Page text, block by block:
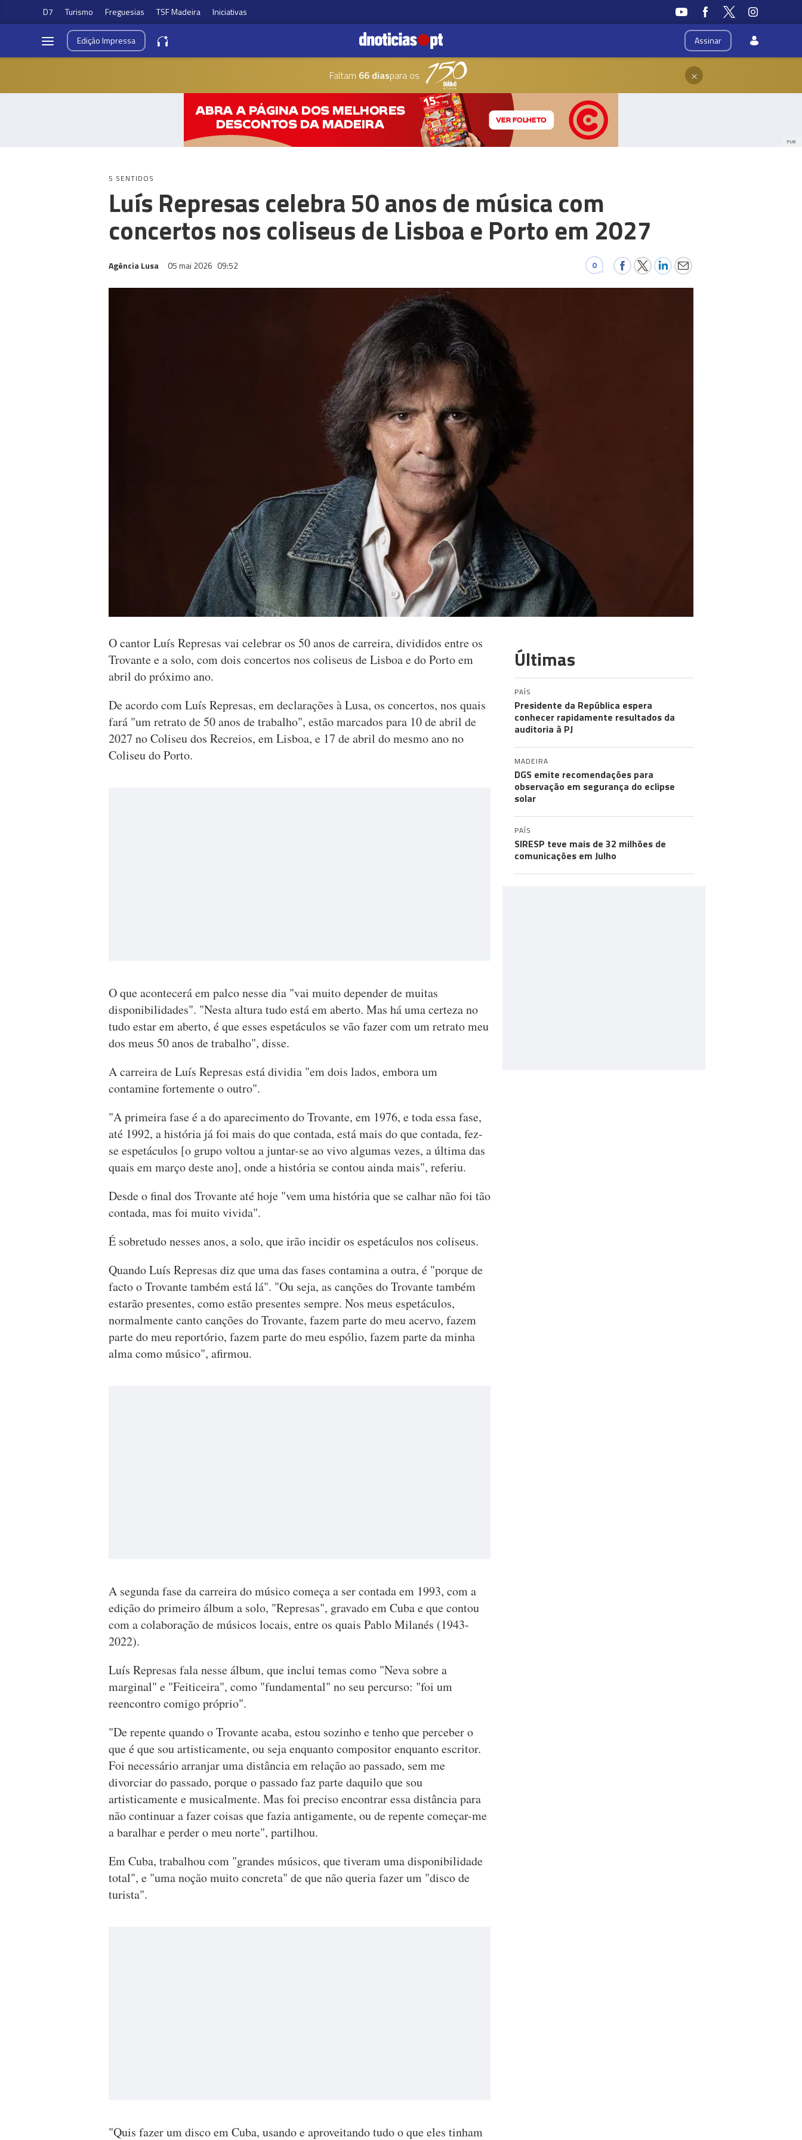
D7 Turismo Freguesias TSF Madeira Iniciativas
Assinar
EdiçãoImpressa
Faltam 66 diaspara os ×
PUB
5 SENTIDOS
Luís Represas celebra 50 anos de música com
concertos nos coliseus de Lisboa e Porto em 2027
Agência Lusa 05 mai 2026 09:52 0
O cantor Luís Represas vai celebrar os 50 anos de carreira, divididos entre os
Trovante e a solo, com dois concertos nos coliseus de Lisboa e do Porto em
abril do próximo ano.
De acordo com Luís Represas, em declarações à Lusa, os concertos, nos quais
fará "um retrato de 50 anos de trabalho", estão marcados para 10 de abril de
2027 no Coliseu dos Recreios, em Lisboa, e 17 de abril do mesmo ano no
Coliseu do Porto.
O que acontecerá em palco nesse dia "vai muito depender de muitas
disponibilidades". "Nesta altura tudo está em aberto. Mas há uma certeza no
tudo estar em aberto, é que esses espetáculos se vão fazer com um retrato meu
dos meus 50 anos de trabalho", disse.
A carreira de Luís Represas está dividia "em dois lados, embora um
contamine fortemente o outro".
"A primeira fase é a do aparecimento do Trovante, em 1976, e toda essa fase,
até 1992, a história já foi mais do que contada, está mais do que contada, fez-
se espetáculos [o grupo voltou a juntar-se ao vivo algumas vezes, a última das
quais em março deste ano], onde a história se contou ainda mais", referiu.
Desde o final dos Trovante até hoje "vem uma história que se calhar não foi tão
contada, mas foi muito vivida".
É sobretudo nesses anos, a solo, que irão incidir os espetáculos nos coliseus.
Quando Luís Represas diz que uma das fases contamina a outra, é "porque de
facto o Trovante também está lá". "Ou seja, as canções do Trovante também
estarão presentes, como estão presentes sempre. Nos meus espetáculos,
normalmente canto canções do Trovante, fazem parte do meu acervo, fazem
parte do meu reportório, fazem parte do meu espólio, fazem parte da minha
alma como músico", afirmou.
A segunda fase da carreira do músico começa a ser contada em 1993, com a
edição do primeiro álbum a solo, "Represas", gravado em Cuba e que contou
com a colaboração de músicos locais, entre os quais Pablo Milanés (1943-
2022).
Luís Represas fala nesse álbum, que inclui temas como "Neva sobre a
marginal" e "Feiticeira", como "fundamental" no seu percurso: "foi um
reencontro comigo próprio".
"De repente quando o Trovante acaba, estou sozinho e tenho que perceber o
que é que sou artisticamente, ou seja enquanto compositor enquanto escritor.
Foi necessário arranjar uma distância em relação ao passado, sem me
divorciar do passado, porque o passado faz parte daquilo que sou
artisticamente e musicalmente. Mas foi preciso encontrar essa distância para
não continuar a fazer coisas que fazia antigamente, ou de repente começar-me
a baralhar e perder o meu norte", partilhou.
Em Cuba, trabalhou com "grandes músicos, que tiveram uma disponibilidade
total", e "uma noção muito concreta" de que não queria fazer um "disco de
turista".
"Quis fazer um disco em Cuba, usando e aproveitando tudo o que eles tinham
Últimas
PAÍS
Presidente da República espera
conhecer rapidamente resultados da
auditoria à PJ
MADEIRA
DGS emite recomendações para
observação em segurança do eclipse
solar
PAÍS
SIRESP teve mais de 32 milhões de
comunicações em Julho